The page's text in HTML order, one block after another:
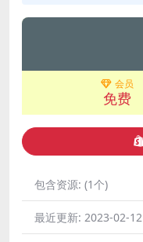
会员
免费
包含资源: (1个)
最近更新: 2023-02-12